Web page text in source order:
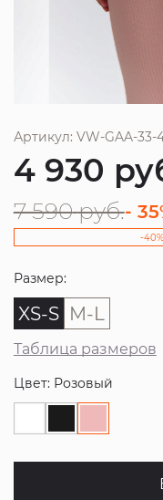
Артикул: VW-GAA-33-
4 930
7 590 руб.-
-
Размер:
XS-S M-L
Таблица размеров
Цвет: Розовый